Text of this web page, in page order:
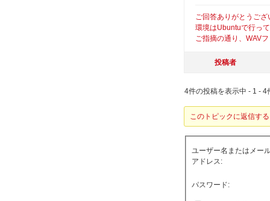
ご回答ありがとうござ
環境はUbuntuで行っ
ご指摘の通り、WAV
投稿者
4件の投稿を表示中 - 1 - 4
このトピックに返信す
ユーザー名またはメー
アドレス:
パスワード: